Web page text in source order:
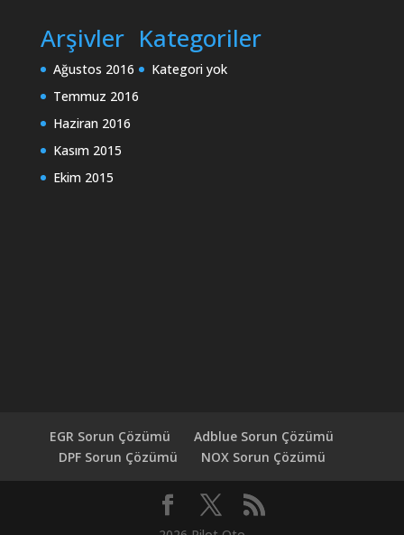
Arşivler
Ağustos 2016
Temmuz 2016
Haziran 2016
Kasım 2015
Ekim 2015
Kategoriler
Kategori yok
EGR Sorun Çözümü
Adblue Sorun Çözümü
DPF Sorun Çözümü
NOX Sorun Çözümü